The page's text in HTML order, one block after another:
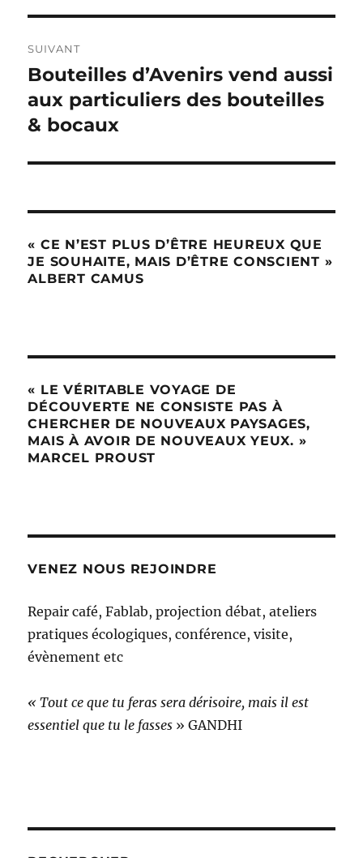
SUIVANT
Publication
suivante :
Bouteilles d’Avenirs vend aussi
aux particuliers des bouteilles
& bocaux
« CE N’EST PLUS D’ÊTRE HEUREUX QUE
JE SOUHAITE, MAIS D’ÊTRE CONSCIENT »
ALBERT CAMUS
« LE VÉRITABLE VOYAGE DE
DÉCOUVERTE NE CONSISTE PAS À
CHERCHER DE NOUVEAUX PAYSAGES,
MAIS À AVOIR DE NOUVEAUX YEUX. »
MARCEL PROUST
VENEZ NOUS REJOINDRE
Repair café, Fablab, projection débat, ateliers
pratiques écologiques, conférence, visite,
évènement etc
« Tout ce que tu feras sera dérisoire, mais il est
essentiel que tu le fasses » GANDHI